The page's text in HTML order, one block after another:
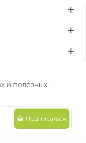
и полезных
Подписаться